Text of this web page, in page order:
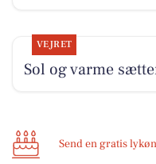
VEJRET
Sol og varme
Send en gratis